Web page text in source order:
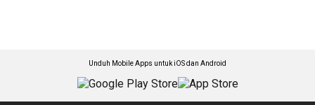
Unduh Mobile Apps untuk iOS dan Android